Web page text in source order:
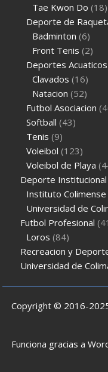
Tae Kwon Do (18)
Deporte de
Badminton (6)
Front Tenis (2)
Deportes Acuaticos
Clavados (16)
Natacion (52)
Futbol Asociacion
Softball (43)
Tenis (9)
Voleibol (123)
Voleibol de Playa
Deporte Institucional
Instituto
Universidad de
Futbol Profesional
Loros (84)
Recreacion y
Universidad de
Copyright © 2016-
Funciona gracias a